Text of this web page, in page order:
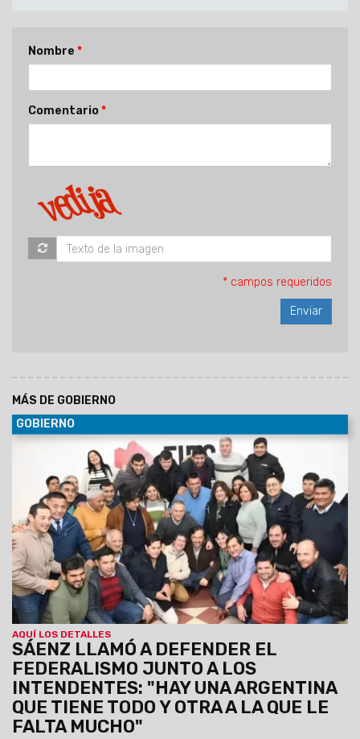
Nombre
Comentario
* campos requeridos
MÁS DE GOBIERNO
GOBIERNO
AQUÍ LOS DETALLES
SÁENZ LLAMÓ A DEFENDER EL
FEDERALISMO JUNTO A LOS
INTENDENTES: "HAY UNA ARGENTINA
QUE TIENE TODO Y OTRA A LA QUE LE
FALTA MUCHO"
30/06/2029
Al participar de la Asamblea del Foro de
intendentes donde se ratificó la conducción de Marcelo
Moisés y Efraín Orosco, el Gobernador destacó el orden
financiero de Salta pese a la deuda heredada y el escenario
nacional. Aseguró que Gobierno provincial y los intendentes
forman un mismo equipo, unidos por la gente.